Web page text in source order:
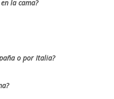
la cama?
o por Italia?